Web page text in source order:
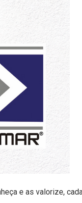
e as valorize,